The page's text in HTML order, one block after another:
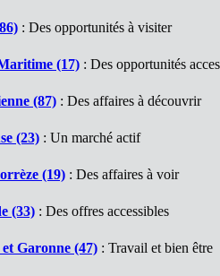
: Des opportunités à visiter
(17) : Des opportunités
(87) : Des affaires à découvrir
(23) : Un marché actif
(19) : Des affaires à voir
(33) : Des offres accessibles
Garonne (47) : Travail et bien être